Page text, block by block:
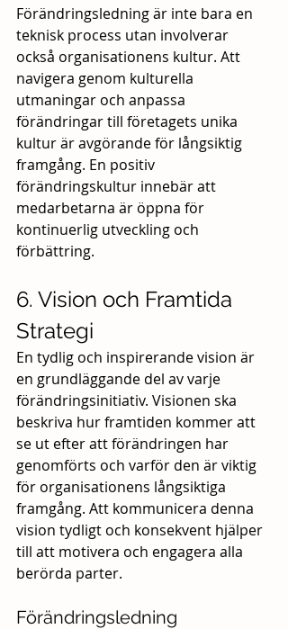
Förändringsledning är inte bara en
teknisk process utan involverar
också organisationens kultur. Att
navigera genom kulturella
utmaningar och anpassa
förändringar till företagets unika
kultur är avgörande för långsiktig
framgång. En positiv
förändringskultur innebär att
medarbetarna är öppna för
kontinuerlig utveckling och
förbättring.
6. Vision och Framtida
Strategi
En tydlig och inspirerande vision är
en grundläggande del av varje
förändringsinitiativ. Visionen ska
beskriva hur framtiden kommer att
se ut efter att förändringen har
genomförts och varför den är viktig
för organisationens långsiktiga
framgång. Att kommunicera denna
vision tydligt och konsekvent hjälper
till att motivera och engagera alla
berörda parter.
Förändringsledning